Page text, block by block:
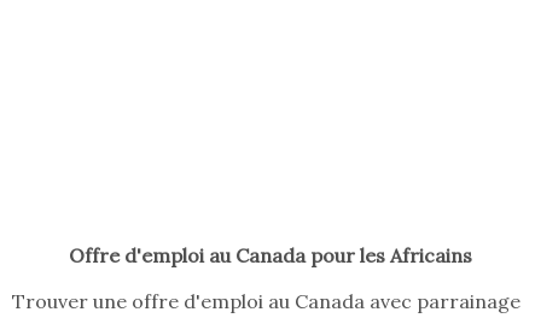
Offre d'emploi au Canada pour les Africains
Trouver une offre d'emploi au Canada avec parrainage